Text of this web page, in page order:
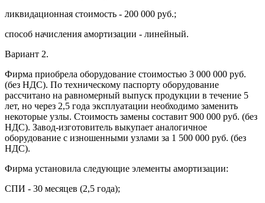
ликвидационная стоимость - 200 000 руб.;
способ начисления амортизации - линейный.
Вариант 2.
Фирма приобрела оборудование стоимостью 3 000 000 руб.
(без НДС). По техническому паспорту оборудование
рассчитано на равномерный выпуск продукции в течение 5
лет, но через 2,5 года эксплуатации необходимо заменить
некоторые узлы. Стоимость замены составит 900 000 руб. (без
НДС). Завод-изготовитель выкупает аналогичное
оборудование с изношенными узлами за 1 500 000 руб. (без
НДС).
Фирма установила следующие элементы амортизации:
СПИ - 30 месяцев (2,5 года);